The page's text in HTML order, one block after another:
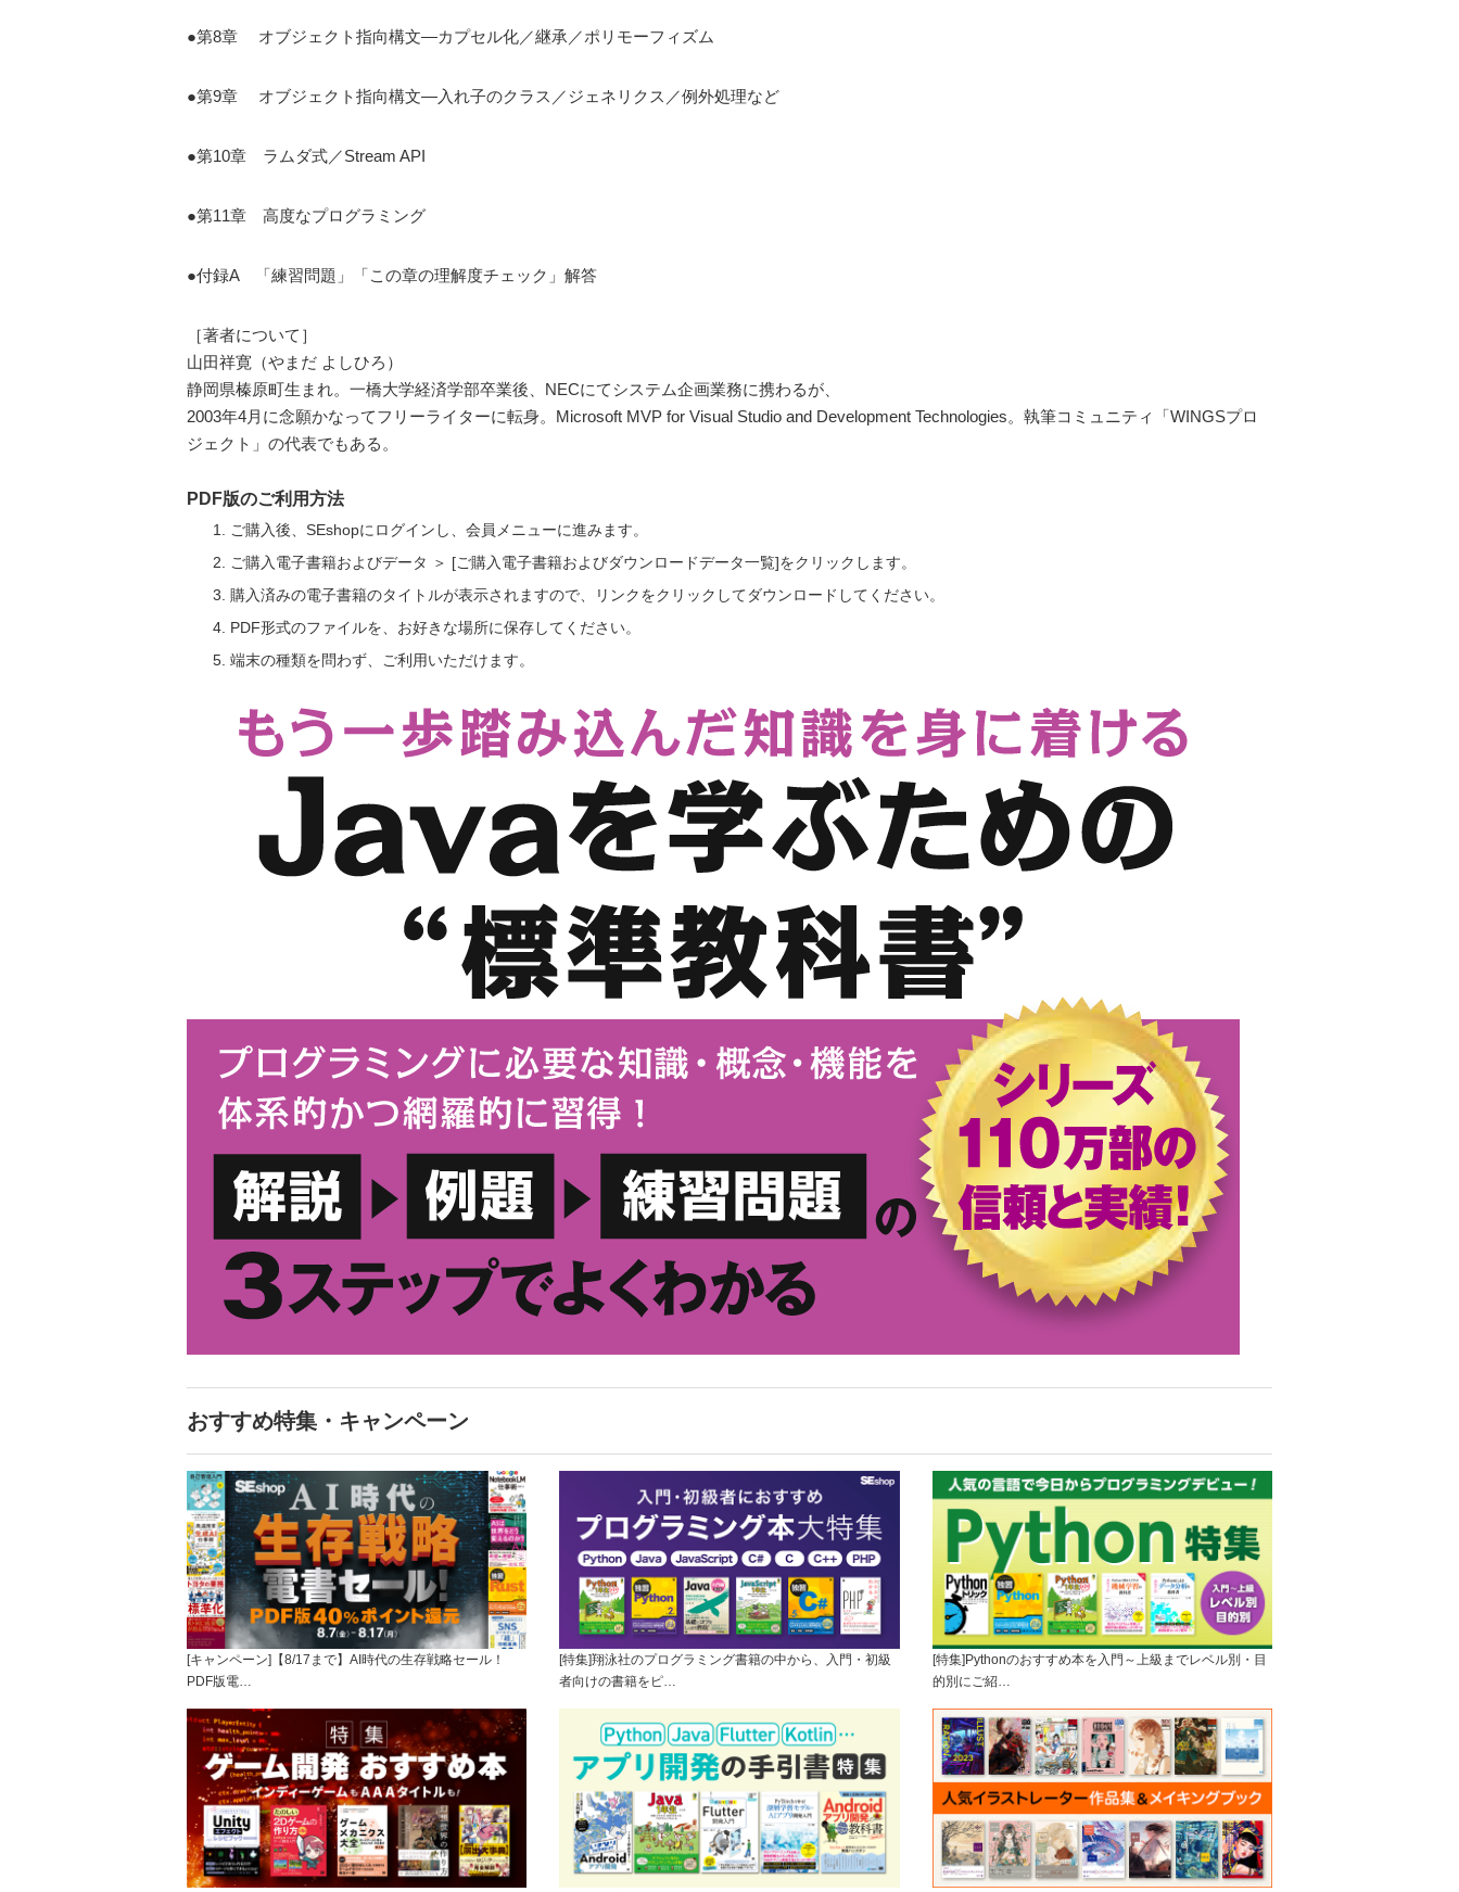
●第8章 オブジェクト指向構文―カプセル化／継承／ポリモーフィズム
●第9章 オブジェクト指向構文―入れ子のクラス／ジェネリクス／例外処理など
●第10章 ラムダ式／Stream API
●第11章 高度なプログラミング
●付録A 「練習問題」「この章の理解度チェック」解答
［著者について］
山田祥寛（やまだ よしひろ）
静岡県榛原町生まれ。一橋大学経済学部卒業後、NECにてシステム企画業務に携わるが、
2003年4月に念願かなってフリーライターに転身。Microsoft MVP for Visual Studio and Development Technologies。執筆コミュニティ「WINGSプロ
ジェクト」の代表でもある。
PDF版のご利用方法
ご購入後、SEshopにログインし、会員メニューに進みます。
ご購入電子書籍およびデータ ＞ [ご購入電子書籍およびダウンロードデータ一覧]をクリックします。
購入済みの電子書籍のタイトルが表示されますので、リンクをクリックしてダウンロードしてください。
PDF形式のファイルを、お好きな場所に保存してください。
端末の種類を問わず、ご利用いただけます。
おすすめ特集・キャンペーン
[キャンペーン]【8/17まで】AI時代の生存戦略セール！
PDF版電…
[特集]翔泳社のプログラミング書籍の中から、入門・初級
者向けの書籍をピ…
[特集]Pythonのおすすめ本を入門～上級までレベル別・目
的別にご紹…